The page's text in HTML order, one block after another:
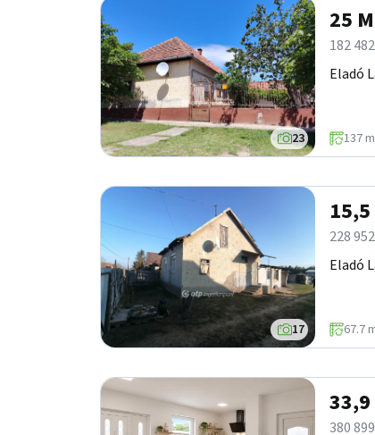
23
25
182
Eladó
137
17
228
Eladó
67.7
380